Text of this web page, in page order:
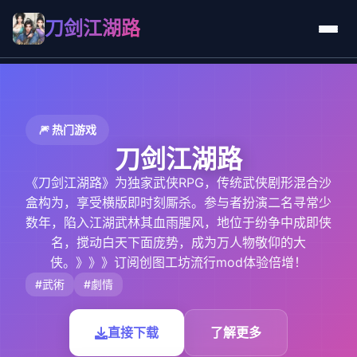
刀剑江湖路
🎆 热门游戏
刀剑江湖路
《刀剑江湖路》为独家武侠RPG，传统武侠剧形混合沙
盒构为，享受横版即时刻厮杀。参与者扮演二名寻常少
数年，陷入江湖武林其血雨腥风，地位于纷争中成即侠
名，搅动白天下面庞势，成为万人物敬仰的大
侠。》》》订阅创图工坊流行mod体验倍增！
#武術 #劇情
直接下载 了解更多